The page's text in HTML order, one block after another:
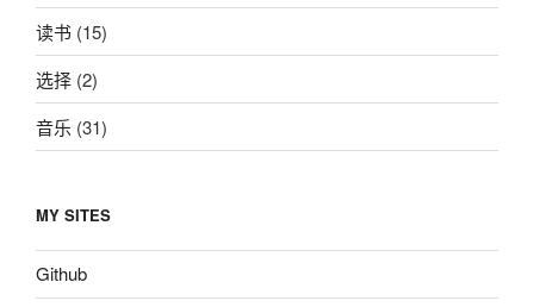
读书 (15)
选择 (2)
音乐 (31)
MY SITES
Github